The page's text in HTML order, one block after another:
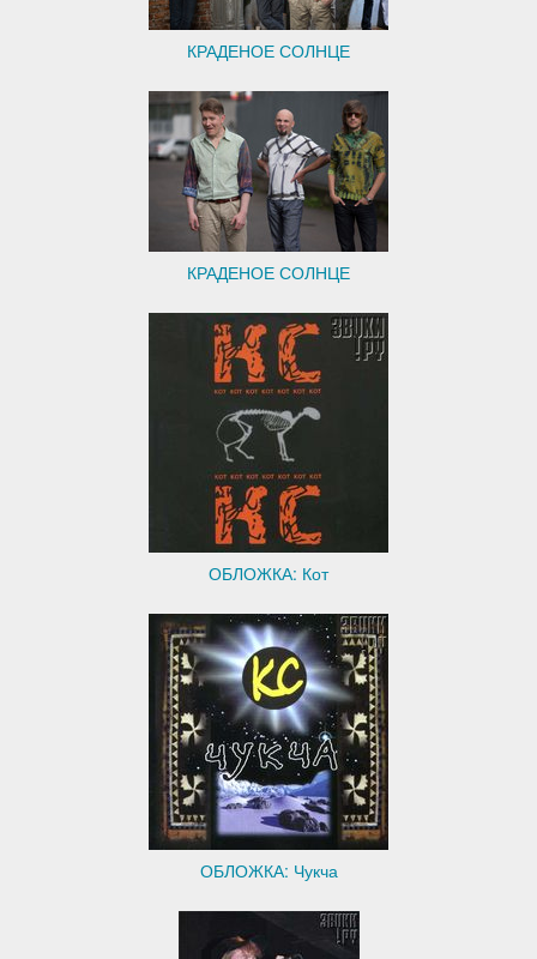
КРАДЕНОЕ СОЛНЦЕ
КРАДЕНОЕ СОЛНЦЕ
ОБЛОЖКА: Кот
ОБЛОЖКА: Чукча